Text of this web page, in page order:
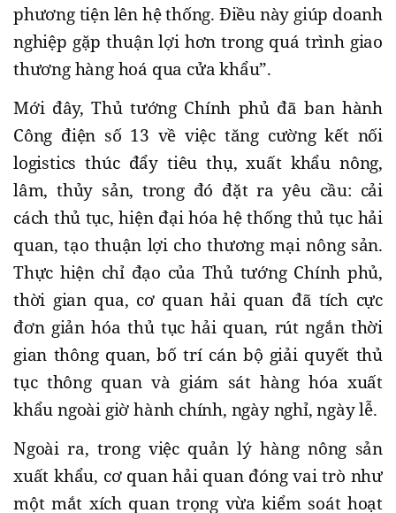
phương tiện lên hệ thống. Điều này giúp doanh
nghiệp gặp thuận lợi hơn trong quá trình giao
thương hàng hoá qua cửa khẩu”.
Mới đây, Thủ tướng Chính phủ đã ban hành
Công điện số 13 về việc tăng cường kết nối
logistics thúc đẩy tiêu thụ, xuất khẩu nông,
lâm, thủy sản, trong đó đặt ra yêu cầu: cải
cách thủ tục, hiện đại hóa hệ thống thủ tục hải
quan, tạo thuận lợi cho thương mại nông sản.
Thực hiện chỉ đạo của Thủ tướng Chính phủ,
thời gian qua, cơ quan hải quan đã tích cực
đơn giản hóa thủ tục hải quan, rút ngắn thời
gian thông quan, bố trí cán bộ giải quyết thủ
tục thông quan và giám sát hàng hóa xuất
khẩu ngoài giờ hành chính, ngày nghỉ, ngày lễ.
Ngoài ra, trong việc quản lý hàng nông sản
xuất khẩu, cơ quan hải quan đóng vai trò như
một mắt xích quan trọng vừa kiểm soát hoạt